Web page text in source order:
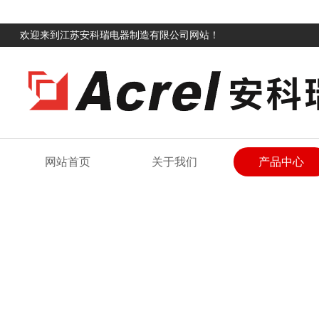
欢迎来到江苏安科瑞电器制造有限公司网站！
网站首页 关于我们 产品中心